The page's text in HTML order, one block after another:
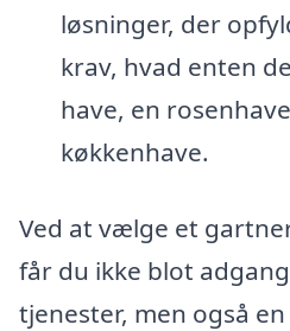
løsninger, der
krav, hvad enten
have, en
køkkenhave.
Ved at vælge et
får du ikke blot
tjenester, men også